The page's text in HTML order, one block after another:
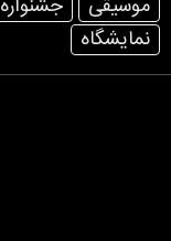
موسیقی
جشنواره
نمایشگاه